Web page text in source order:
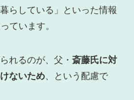
らしている」といった情報
ています。
れるのが、父・斎藤氏に対
ないため、という配慮で